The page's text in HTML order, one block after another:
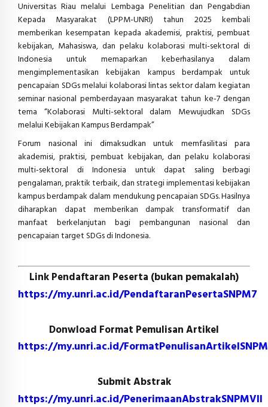
Universitas Riau melalui Lembaga Penelitian dan Pengabdian
Kepada Masyarakat (LPPM-UNRI) tahun 2025 kembali
memberikan kesempatan kepada akademisi, praktisi, pembuat
kebijakan, Mahasiswa, dan pelaku kolaborasi multi-sektoral di
Indonesia untuk memaparkan keberhasilanya dalam
mengimplementasikan kebijakan kampus berdampak untuk
pencapaian SDGs melalui kolaborasi lintas sektor dalam kegiatan
seminar nasional pemberdayaan masyarakat tahun ke-7 dengan
tema “Kolaborasi Multi-sektoral dalam Mewujudkan SDGs
melalui Kebijakan Kampus Berdampak”
Forum nasional ini dimaksudkan untuk memfasilitasi para
akademisi, praktisi, pembuat kebijakan, dan pelaku kolaborasi
multi-sektoral di Indonesia untuk dapat saling berbagi
pengalaman, praktik terbaik, dan strategi implementasi kebijakan
kampus berdampak dalam mendukung pencapaian SDGs. Hasilnya
diharapkan dapat memberikan dampak transformatif dan
manfaat berkelanjutan bagi pembangunan nasional dan
pencapaian target SDGs di Indonesia.
Link Pendaftaran Peserta (bukan pemakalah)
https://my.unri.ac.id/PendaftaranPesertaSNPM7
Donwload Format Pemulisan Artikel
https://my.unri.ac.id/
Submit Abstrak
https://my.unri.ac.id/PenerimaanAbstrakSNPMVII